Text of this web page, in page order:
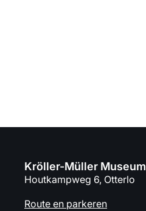
Kröller-Müller Museum
Houtkampweg 6, Otterlo
Route en parkeren